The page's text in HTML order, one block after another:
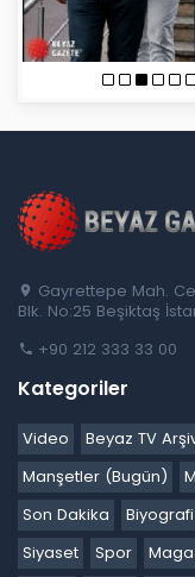
Gayrettepe Mah.
Blk. No:25 Beşiktaş
+90 212 333 33 00
Kategoriler
Video Beyaz TV
Manşetler (Bugün)
Son Dakika
Biyografi
Siyaset
Spor